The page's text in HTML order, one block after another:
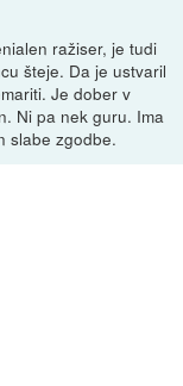
ražiser, je tudi
šteje. Da je ustvaril
Je dober v
Ni pa nek guru. Ima
slabe zgodbe.